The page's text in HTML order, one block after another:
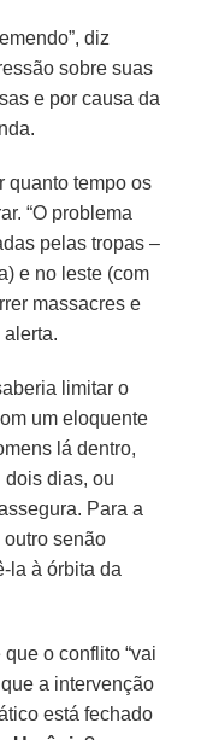
diz
sobre suas
e por causa da
quanto tempo os
“O problema
pelas tropas –
e no leste (com
massacres e
alerta.
limitar o
um eloquente
lá dentro,
dois dias, ou
Para a
senão
la à órbita da
que o conflito “vai
a intervenção
está fechado